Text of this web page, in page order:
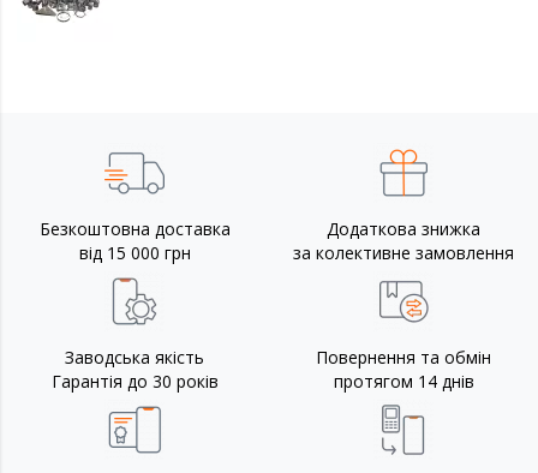
Безкоштовна доставка
від 15 000 грн
Додаткова знижка
за колективне замовлення
Заводська якість
Гарантія до 30 років
Повернення та обмін
протягом 14 днів